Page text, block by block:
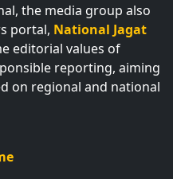
the media group also
portal, National Jagat
editorial values of
reporting, aiming
on regional and national